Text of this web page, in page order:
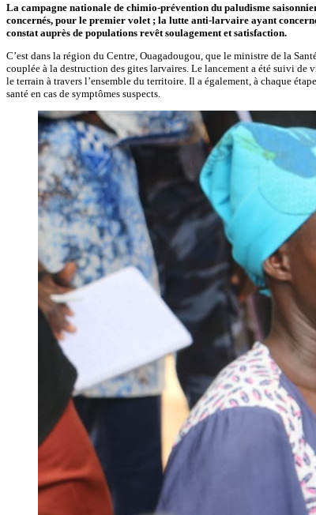
La campagne nationale de chimio-prévention du paludisme
concernés, pour le premier volet ; la lutte anti-larvaire ayant
constat auprès de populations revêt soulagement et satisfaction.
C’est dans la région du Centre, Ouagadougou, que le ministre de la
couplée à la destruction des gites larvaires. Le lancement a été suivi de
le terrain à travers l’ensemble du territoire. Il a également, à chaque
santé en cas de symptômes suspects.